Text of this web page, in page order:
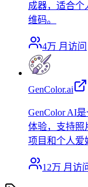
成器，适合个
维码。
4万 月访问
GenColor.ai
GenColor AI
体验，支持照
项目和个人爱
12万 月访